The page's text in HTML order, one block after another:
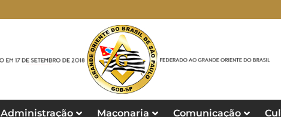
Administração Maçonaria Comunicação